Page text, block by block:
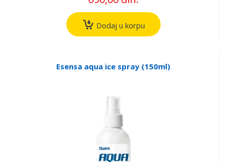
Dodaj u korpu
Esensa aqua ice spray (150ml)